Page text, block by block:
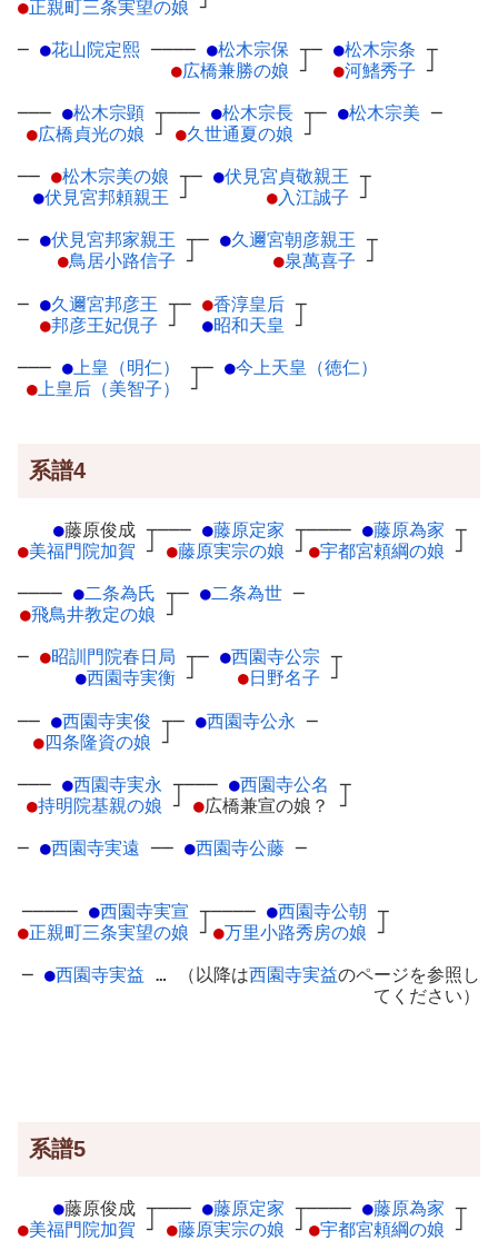
●正親町三条実望の娘 ┘
─ ●花山院定熙 ──── ●松木宗保 ┬
●広橋兼勝の娘 ┘
─ ●松木宗条 ┬
●河鰭秀子 ┘
─── ●松木宗顕 ┬
●広橋貞光の娘 ┘
─── ●松木宗長 ┬
●久世通夏の娘 ┘
─ ●松木宗美 ─
── ●松木宗美の娘 ┬
●伏見宮邦頼親王 ┘
─ ●伏見宮貞敬親王 ┬
●入江誠子 ┘
─ ●伏見宮邦家親王 ┬
●鳥居小路信子 ┘
─ ●久邇宮朝彦親王 ┬
●泉萬喜子 ┘
─ ●久邇宮邦彦王 ┬
●邦彦王妃俔子 ┘
─ ●香淳皇后 ┬
●昭和天皇 ┘
─── ●上皇（明仁）
┬
●上皇后（美智子） ┘
─ ●今上天皇（徳仁）
系譜4
●藤原俊成 ┬
●美福門院加賀 ┘
─── ●藤原定家 ┬
●藤原実宗の娘 ┘
──── ●藤原為家 ┬
●宇都宮頼綱の娘 ┘
──── ●二条為氏 ┬
●飛鳥井教定の娘 ┘
─ ●二条為世 ─
─ ●昭訓門院春日局 ┬
●西園寺実衡 ┘
─ ●西園寺公宗 ┬
●日野名子 ┘
── ●西園寺実俊 ┬
●四条隆資の娘 ┘
─ ●西園寺公永 ─
─── ●西園寺実永 ┬
●持明院基親の娘 ┘
─── ●西園寺公名 ┬
●広橋兼宣の娘？ ┘
─ ●西園寺実遠 ── ●西園寺公藤 ─
───── ●西園寺実宣 ┬
●正親町三条実望の娘 ┘
──── ●西園寺公朝 ┬
●万里小路秀房の娘 ┘
─ ●西園寺実益 … （以降は西園寺実益のページを参照し
てください）
系譜5
●藤原俊成 ┬
●美福門院加賀 ┘
─── ●藤原定家 ┬
●藤原実宗の娘 ┘
──── ●藤原為家 ┬
●宇都宮頼綱の娘 ┘